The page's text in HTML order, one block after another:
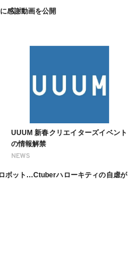
感謝動画を公開
NEWS
UUUM 新春クリエイターズイベント
の情報解禁
ボット…Ctuberハローキティの自虐が